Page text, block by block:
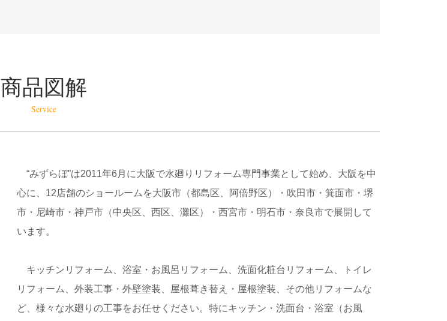
商品図解
Service
“みずらぼ”は2011年6月に大阪で水廻りリフォーム専門事業として始め、大阪を中
心に、12店舗のショールームを大阪市（都島区、阿倍野区）・吹田市・箕面市・堺
市・尼崎市・神戸市（中央区、西区、灘区）・西宮市・明石市・奈良市で展開して
います。
キッチンリフォーム、浴室・お風呂リフォーム、洗面化粧台リフォーム、トイレ
リフォーム、外装工事・外壁塗装、屋根葺き替え・屋根塗装、その他リフォームな
ど、様々な水廻りの工事をお任せください。特にキッチン・洗面台・浴室（お風